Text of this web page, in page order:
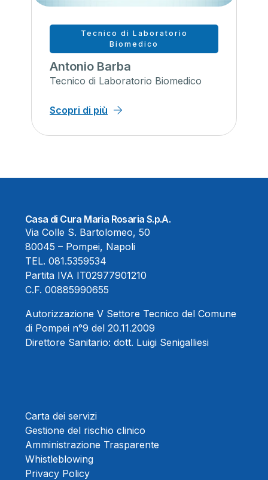
Tecnico di Laboratorio
Biomedico
Antonio Barba
Tecnico di Laboratorio Biomedico
Scopri di più
Casa di Cura Maria Rosaria S.p.A.
Via Colle S. Bartolomeo, 50
80045 – Pompei, Napoli
TEL. 081.5359534
Partita IVA IT02977901210
C.F. 00885990655
Autorizzazione V Settore Tecnico del Comune
di Pompei n°9 del 20.11.2009
Direttore Sanitario: dott. Luigi Senigalliesi
Carta dei servizi
Gestione del rischio clinico
Amministrazione Trasparente
Whistleblowing
Privacy Policy